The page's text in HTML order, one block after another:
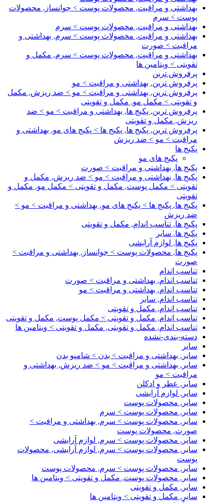
بهداشتی و مراقبت, محصولات پوست > جوانساز, محصولات
پوست > سرم
بهداشتی و مراقبت, محصولات پوست > سرم
بهداشتی و مراقبت, محصولات پوست > سرم, بهداشتی و
مراقبت > صورت
بهداشتی و مراقبت, محصولات پوست > سرم, مکمل و
تقویتی > ویتامین ها
پرفروش ترین
پرفروش ترین, بهداشتی و مراقبت > مو
پرفروش ترین, بهداشتی و مراقبت > مو > ضد ریزش, مکمل
و تقویتی > مکمل مو, مکمل و تقویتی
پرفروش ترین, پکیج ها, بهداشتی و مراقبت > مو > ضد
ریزش, مکمل و تقویتی
پرفروش ترین, پکیج ها, پکیج ها > پکیج های مو, بهداشتی و
مراقبت > مو > ضد ریزش
پکیج ها
پکیج های مو
پکیج ها, بهداشتی و مراقبت > صورت
پکیج ها, بهداشتی و مراقبت > مو > ضد ریزش, مکمل و
تقویتی > مکمل پوست, مکمل و تقویتی > مکمل مو, مکمل و
تقویتی
پکیج ها, پکیج ها > پکیج های مو, بهداشتی و مراقبت > مو >
ضد ریزش
پکیج ها, تناسب اندام, مکمل و تقویتی
پکیج ها, سایر
پکیج ها, لوازم آرایشی
پکیج ها, محصولات پوست > جوانساز, بهداشتی و مراقبت >
صورت
تناسب اندام
تناسب اندام, بهداشتی و مراقبت > صورت
تناسب اندام, بهداشتی و مراقبت > مو
تناسب اندام, سایر
تناسب اندام, مکمل و تقویتی
تناسب اندام, مکمل و تقویتی > مکمل پوست, مکمل و تقویتی
تناسب اندام, مکمل و تقویتی, مکمل و تقویتی > ویتامین ها
دسته-بندی-نشده
سایر
سایر, بهداشتی و مراقبت > بدن > شامپو بدن
سایر, بهداشتی و مراقبت > مو > ضد ریزش, بهداشتی و
مراقبت > مو
سایر, عطر و ادکلن
سایر, لوازم آرایشی
سایر, محصولات پوست
سایر, محصولات پوست > سرم
سایر, محصولات پوست > سرم, بهداشتی و مراقبت >
صورت, محصولات پوست
سایر, محصولات پوست > سرم, لوازم آرایشی
سایر, محصولات پوست > سرم, لوازم آرایشی, محصولات
پوست
سایر, محصولات پوست > سرم, محصولات پوست
سایر, محصولات پوست, مکمل و تقویتی > ویتامین ها
سایر, مکمل و تقویتی
سایر, مکمل و تقویتی > ویتامین ها